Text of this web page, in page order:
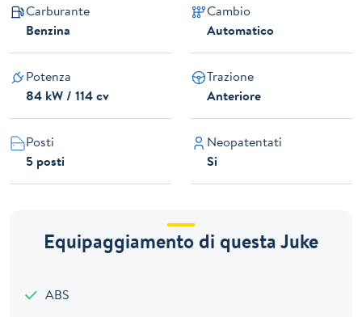
Carburante
Benzina
Cambio
Automatico
Potenza
84 kW / 114 cv
Trazione
Anteriore
Posti
5 posti
Neopatentati
Si
Equipaggiamento di questa Juke
ABS